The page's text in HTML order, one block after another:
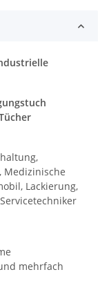
Medizinische
Lackierung,
mehrfach